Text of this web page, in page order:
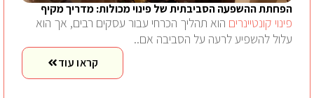
הפחתת ההשפעה הסביבתית של פינוי מכולות: מדריך מקיף
פינוי קונטיינרים הוא תהליך הכרחי עבור עסקים רבים, אך הוא
עלול להשפיע לרעה על הסביבה אם..
קראו עוד